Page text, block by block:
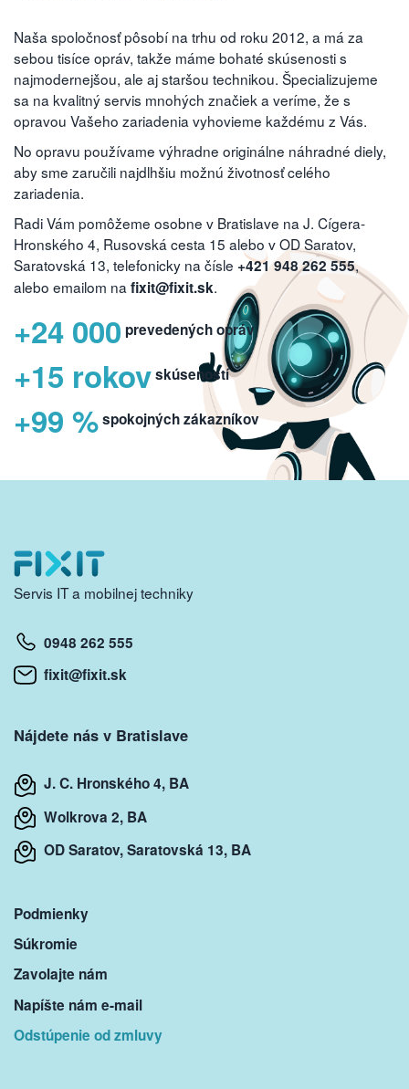
Naša spoločnosť pôsobí na trhu od roku 2012, a má za
sebou tisíce opráv, takže máme bohaté skúsenosti s
najmodernejšou, ale aj staršou technikou. Špecializujeme
sa na kvalitný servis mnohých značiek a veríme, že s
opravou Vašeho zariadenia vyhovieme každému z Vás.
No opravu používame výhradne originálne náhradné diely,
aby sme zaručili najdlhšiu možnú životnosť celého
zariadenia.
Radi Vám pomôžeme osobne v Bratislave na J. Cígera-
Hronského 4, Rusovská cesta 15 alebo v OD Saratov,
Saratovská 13, telefonicky na čísle +421 948 262 555,
alebo emailom na fixit@fixit.sk.
+24 000 prevedených opráv
+15 rokovskúseností
+99 %spokojných zákazníkov
Servis IT a mobilnej techniky
0948 262 555
fixit@fixit.sk
Nájdete nás v Bratislave
J. C. Hronského 4, BA
Wolkrova 2, BA
OD Saratov, Saratovská 13, BA
Podmienky
Súkromie
Zavolajte nám
Napíšte nám e-mail
Odstúpenie od zmluvy